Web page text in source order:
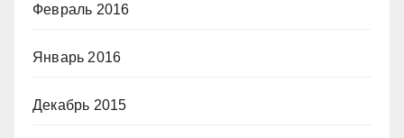
Февраль 2016
Январь 2016
Декабрь 2015